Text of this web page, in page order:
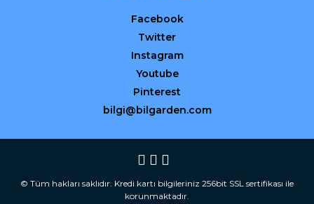
Facebook
Twitter
Instagram
Youtube
Pinterest
bilgi@bilgarden.com
© Tüm hakları saklıdır. Kredi kartı bilgileriniz 256bit SSL sertifikası ile
korunmaktadır.